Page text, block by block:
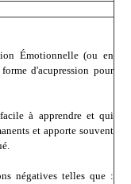
Émotionnelle (ou en
d'acupression pour
à apprendre et qui
et apporte souvent
négatives telles que :